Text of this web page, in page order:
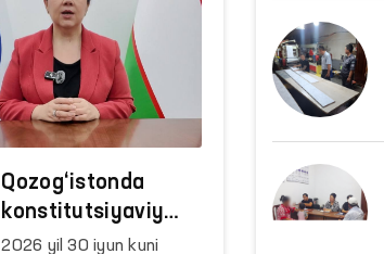
Qozog‘istonda
konstitutsiyaviy
islohotlarning inson
2026 yil 30 iyun kuni